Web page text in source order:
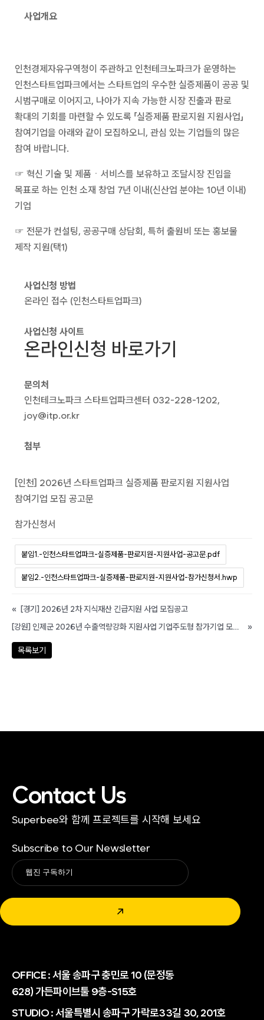
사업개요
인천경제자유구역청이 주관하고 인천테크노파크가 운영하는
인천스타트업파크에서는 스타트업의 우수한 실증제품이 공공 및
시범구매로 이어지고, 나아가 지속 가능한 시장 진출과 판로
확대의 기회를 마련할 수 있도록 「실증제품 판로지원 지원사업」
참여기업을 아래와 같이 모집하오니, 관심 있는 기업들의 많은
참여 바랍니다.
☞ 혁신 기술 및 제품ㆍ서비스를 보유하고 조달시장 진입을
목표로 하는 인천 소재 창업 7년 이내(신산업 분야는 10년 이내)
기업
☞ 전문가 컨설팅, 공공구매 상담회, 특허 출원비 또는 홍보물
제작 지원(택1)
사업신청 방법
온라인 접수 (인천스타트업파크)
사업신청 사이트
온라인신청 바로가기
문의처
인천테크노파크 스타트업파크센터 032-228-1202,
joy@itp.or.kr
첨부
[인천] 2026년 스타트업파크 실증제품 판로지원 지원사업
참여기업 모집 공고문
참가신청서
붙임1.-인천스타트업파크-실증제품-판로지원-지원사업-공고문.pdf
붙임2.-인천스타트업파크-실증제품-판로지원-지원사업-참가신청서.hwp
« [경기] 2026년 2차 지식재산 긴급지원 사업 모집공고
[강원] 인제군 2026년 수출역량강화 지원사업 기업주도형 참가기업 모집 공고
»
목록보기
Contact Us
Superbee와 함께 프로젝트를 시작해 보세요
Subscribe to Our Newsletter
↗
Alternative:
OFFICE :서울 송파구 충민로 10 (문정동
628) 가든파이브툴 9층-S15호
STUDIO : 서울특별시 송파구 가락로33길 30, 201호